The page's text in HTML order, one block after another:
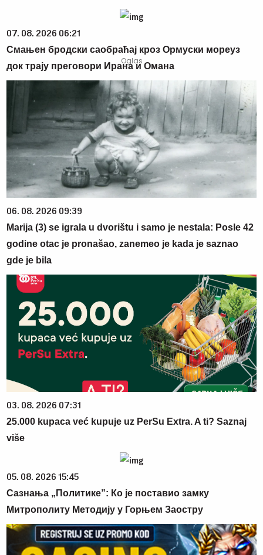
07. 08. 2026 06:21
Смањен бродски саобраћај кроз Ормуски мореуз
док трају преговори Ирана и Омана
06. 08. 2026 09:39
Marija (3) se igrala u dvorištu i samo je nestala: Posle 42
godine otac je pronašao, zanemeo je kada je saznao
gde je bila
03. 08. 2026 07:31
25.000 kupaca već kupuje uz PerSu Extra. A ti? Saznaj
više
05. 08. 2026 15:45
Сазнања „Политике”: Ко је поставио замку
Митрополиту Методију у Горњем Заостру